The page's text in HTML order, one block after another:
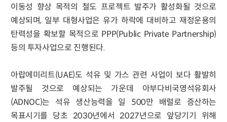
이동성 향상 목적의 철도 프로젝트 발주가 활성화될 것으로
예상되며, 일부 대형사업은 유가 하락에 대비하고 재정운용의
탄력성을 확보할 목적으로 PPP(Public Private Partnership)
등의 투자사업으로 진행된다.
아랍에미리트(UAE)도 석유 및 가스 관련 사업이 보다 활발히
발주될 것으로 예상되는 가운데 아부다비국영석유회사
(ADNOC)는 석유 생산능력을 일 500만 배럴로 증산하는
목표시기를 당초 2030년에서 2027년으로 앞당기기 위해